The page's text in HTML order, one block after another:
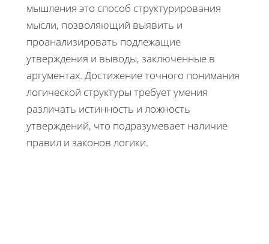
мышления это способ структурирования
мысли, позволяющий выявить и
проанализировать подлежащие
утверждения и выводы, заключенные в
аргументах. Достижение точного понимания
логической структуры требует умения
различать истинность и ложность
утверждений, что подразумевает наличие
правил и законов логики.